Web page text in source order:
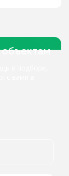
объектам